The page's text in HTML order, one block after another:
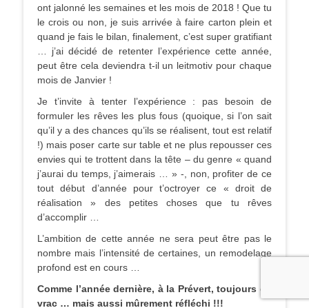
ont jalonné les semaines et les mois de 2018 ! Que tu
le crois ou non, je suis arrivée à faire carton plein et
quand je fais le bilan, finalement, c’est super gratifiant
… j’ai décidé de retenter l’expérience cette année,
peut être cela deviendra t-il un leitmotiv pour chaque
mois de Janvier !
Je t’invite à tenter l’expérience : pas besoin de
formuler les rêves les plus fous (quoique, si l’on sait
qu’il y a des chances qu’ils se réalisent, tout est relatif
!) mais poser carte sur table et ne plus repousser ces
envies qui te trottent dans la tête – du genre « quand
j’aurai du temps, j’aimerais … » -, non, profiter de ce
tout début d’année pour t’octroyer ce « droit de
réalisation » des petites choses que tu rêves
d’accomplir …
L’ambition de cette année ne sera peut être pas le
nombre mais l’intensité de certaines, un remodelage
profond est en cours …
Comme l’année dernière, à la Prévert, toujours en
vrac … mais aussi mûrement réfléchi !!!